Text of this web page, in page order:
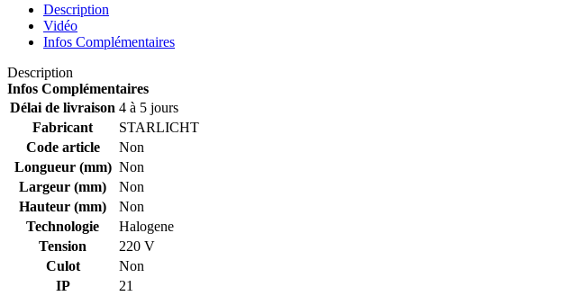
Description
Vidéo
Infos Complémentaires
Description
Infos Complémentaires
Délai de livraison 4 à 5 jours
Fabricant
STARLICHT
Code article
Non
Longueur (mm) Non
Largeur (mm)
Non
Hauteur (mm)
Non
Technologie
Halogene
Tension
220 V
Culot
Non
IP
21